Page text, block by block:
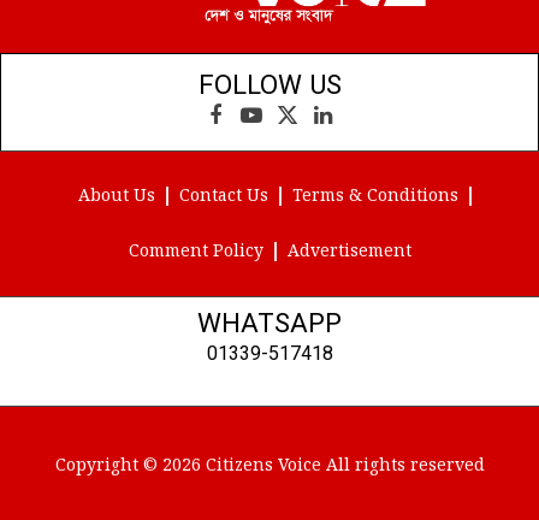
FOLLOW US
Facebook
YouTube
X
(Twitter)
LinkedIn
About Us Contact Us Terms & Conditions
Comment Policy Advertisement
WHATSAPP
01339-517418
Copyright © 2026 Citizens Voice All rights reserved